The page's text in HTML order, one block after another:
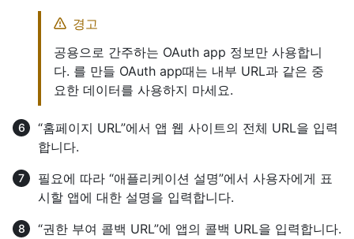
경고
공용으로 간주하는 OAuth app 정보만 사용합니
다. 를 만들 OAuth app때는 내부 URL과 같은 중
요한 데이터를 사용하지 마세요.
“홈페이지 URL”에서 앱 웹 사이트의 전체 URL을 입력
합니다.
필요에 따라 “애플리케이션 설명”에서 사용자에게 표
시할 앱에 대한 설명을 입력합니다.
“권한 부여 콜백 URL”에 앱의 콜백 URL을 입력합니다.